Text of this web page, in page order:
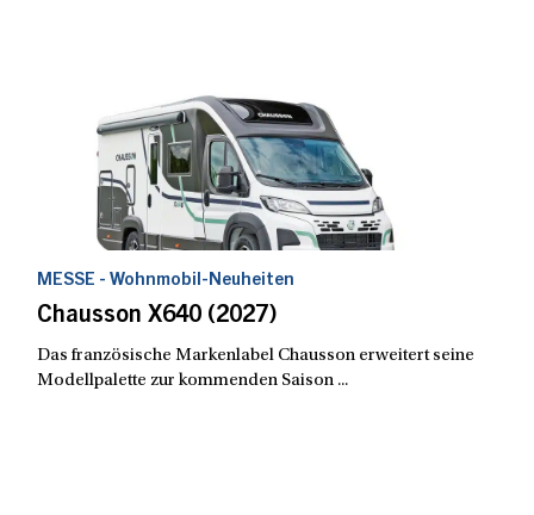
MESSE - Wohnmobil-Neuheiten
Chausson X640 (2027)
Das französische Markenlabel Chausson erweitert seine
Modellpalette zur kommenden Saison ...